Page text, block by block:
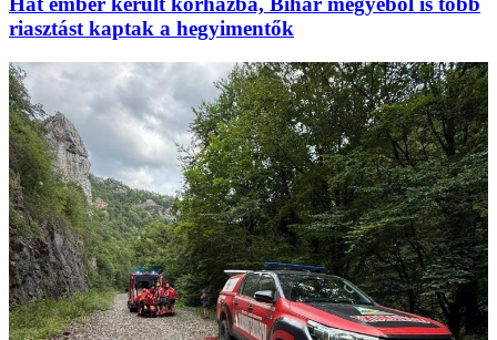
riasztást kaptak a hegyimentők